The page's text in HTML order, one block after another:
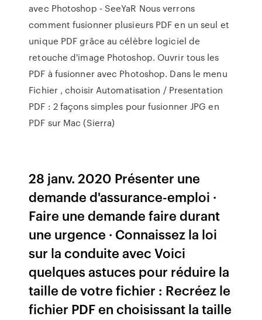
avec Photoshop - SeeYaR Nous verrons
comment fusionner plusieurs PDF en un seul et
unique PDF grâce au célèbre logiciel de
retouche d'image Photoshop. Ouvrir tous les
PDF à fusionner avec Photoshop. Dans le menu
Fichier , choisir Automatisation / Presentation
PDF : 2 façons simples pour fusionner JPG en
PDF sur Mac (Sierra)
28 janv. 2020 Présenter une
demande d'assurance-emploi ·
Faire une demande faire durant
une urgence · Connaissez la loi
sur la conduite avec Voici
quelques astuces pour réduire la
taille de votre fichier : Recréez le
fichier PDF en choisissant la taille